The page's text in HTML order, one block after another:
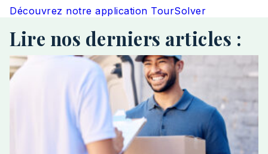
Découvrez notre application TourSolver
Lire nos derniers articles :